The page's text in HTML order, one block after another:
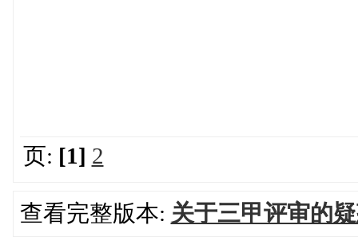
页: [1] 2
查看完整版本: 关于三甲评审的